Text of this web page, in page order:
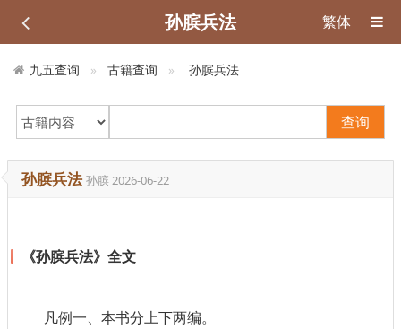
孙膑兵法 繁体
九五查询 古籍查询 孙膑兵法
查询
孙膑兵法孙膑2026-06-22
《孙膑兵法》全文
凡例一、本书分上下两编。